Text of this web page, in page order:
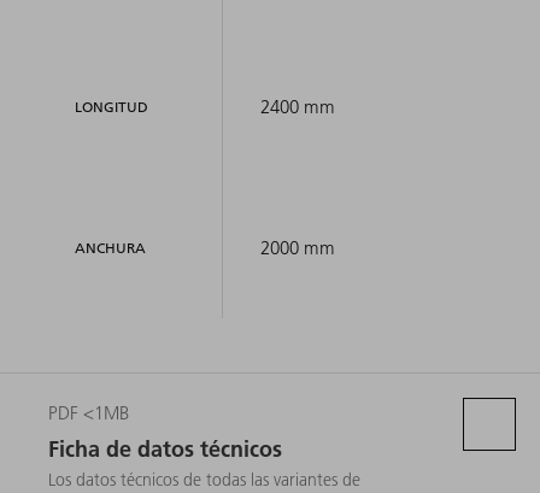
LONGITUD
ANCHURA
2400 mm
2000 mm
PDF <1MB
Ficha de datos técnicos
Los datos técnicos de todas las variantes de